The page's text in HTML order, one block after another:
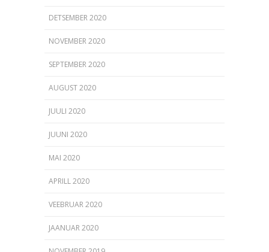
DETSEMBER 2020
NOVEMBER 2020
SEPTEMBER 2020
AUGUST 2020
JUULI 2020
JUUNI 2020
MAI 2020
APRILL 2020
VEEBRUAR 2020
JAANUAR 2020